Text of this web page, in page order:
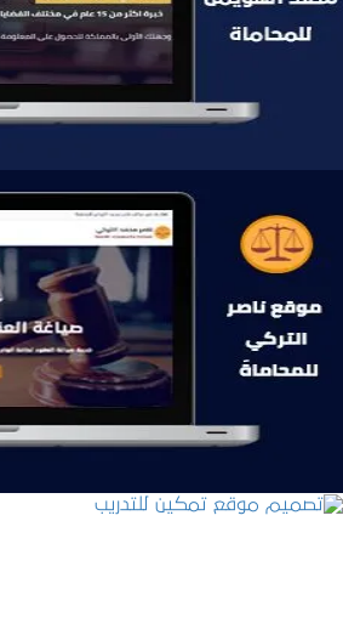
التفاصيل
موقع ناصر التركي
التفاصيل